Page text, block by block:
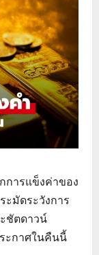
การแข็งค่าของ
มัดระวังการ
ชัตดาวน์
ะกาศในคืนนี้